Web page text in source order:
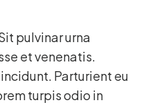
pulvinar urna
et venenatis.
Parturient eu
turpis odio in